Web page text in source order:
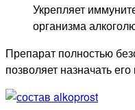
Укрепляет
организма
Препарат полностью
позволяет назначать